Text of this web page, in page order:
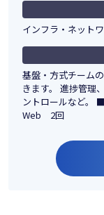
インフラ・ネット
基盤・方式チーム
きます。 進捗管理
ントロールなど。
Web 2回